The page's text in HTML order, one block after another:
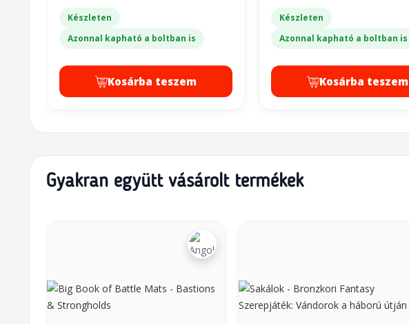
Készleten
Azonnal kapható a boltban is
Kosárba teszem
Készleten
Azonnal kapható a boltban is
Kosárba teszem
Gyakran együtt vásárolt termékek